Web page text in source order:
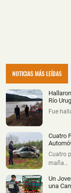
NOTICIAS MÁS LEÍDAS
Río
Fue
Cuatro
Cuatro
maña…
Un
una